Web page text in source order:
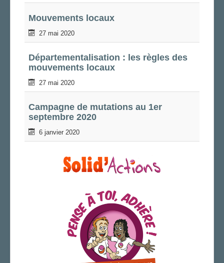
Mouvements locaux
27 mai 2020
Départementalisation : les règles des
mouvements locaux
27 mai 2020
Campagne de mutations au 1er
septembre 2020
6 janvier 2020